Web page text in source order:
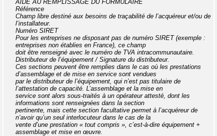
AIDE AU REMPLISSAGE DU FORMULAIRE
Référence
Champ libre destiné aux besoins de traçabilité de l’acquéreur et/ou de
l’installateur.
Numéro SIRET
Pour les entreprises ne disposant pas de numéro SIRET (exemple :
entreprises non établies en France), ce champ
doit être renseigné avec le numéro de TVA intracommunautaire.
Distributeur de l’équipement / Signature du distributeur.
Ces sections peuvent être remplies dans le cas où les prestations
d’assemblage et de mise en service sont vendues
par le distributeur de l’équipement, qui n’est pas titulaire de
l’attestation de capacité. L’assemblage et la mise en
service sont alors sous-traités à un opérateur attesté, dont les
informations sont renseignées dans la section
pertinente, mais cette section facultative permet à l’acquéreur de
n’avoir qu’un seul interlocuteur dans le cas de la
vente d’une prestation « tout compris », c’est-à-dire équipement +
assemblage et mise en œuvre.